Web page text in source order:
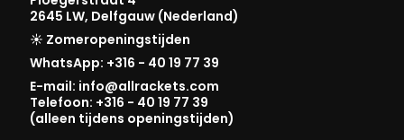
2645 LW, Delfgauw (Nederland)
☀️ Zomeropeningstijden
WhatsApp: +316 - 40 19 77 39
E-mail: info@allrackets.com
Telefoon: +316 - 40 19 77 39
(alleen tijdens openingstijden)